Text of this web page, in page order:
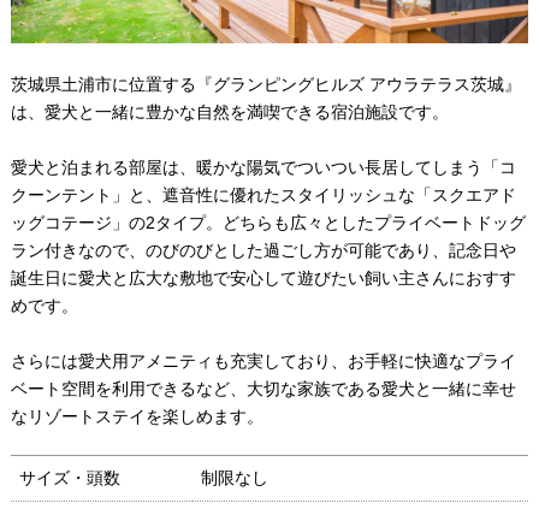
茨城県土浦市に位置する『グランピングヒルズ アウラテラス茨城』
は、愛犬と一緒に豊かな自然を満喫できる宿泊施設です。
愛犬と泊まれる部屋は、暖かな陽気でついつい長居してしまう「コ
クーンテント」と、遮音性に優れたスタイリッシュな「スクエアド
ッグコテージ」の2タイプ。どちらも広々としたプライベートドッグ
ラン付きなので、のびのびとした過ごし方が可能であり、記念日や
誕生日に愛犬と広大な敷地で安心して遊びたい飼い主さんにおすす
めです。
さらには愛犬用アメニティも充実しており、お手軽に快適なプライ
ベート空間を利用できるなど、大切な家族である愛犬と一緒に幸せ
なリゾートステイを楽しめます。
サイズ・頭数 制限なし